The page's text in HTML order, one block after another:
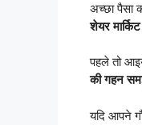
अच्छा पैसा
शेयर मार्किट
पहले तो
की गहन
यदि आपने